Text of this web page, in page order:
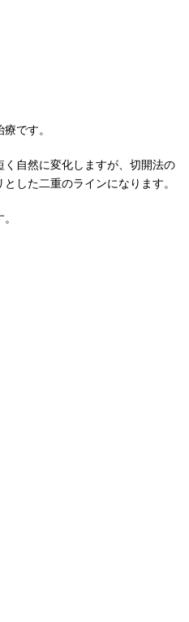
です。
自然に変化しますが、切開法の
した二重のラインになります。